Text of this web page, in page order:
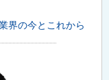
界の今とこれから